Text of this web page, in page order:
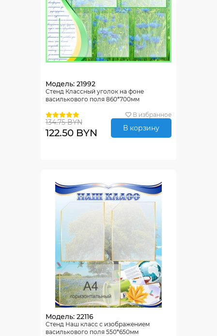
Модель: 21992
Стенд Классный уголок на фоне
василькового поля 860*700мм
В избранное
134.75 BYN
122.50 BYN В корзину
Модель: 22116
Стенд Наш класс с изображением
василькового поля 550*650мм